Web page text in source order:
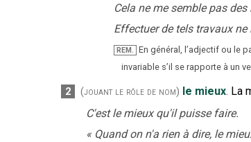
Cela ne me semble pas
Effectuer de tels travaux ne
REM. En général, l’adjectif ou le
invariable s’il se rapporte à un
2 (jouant le rôle de nom) le mieux. La
C'est le mieux qu'il puisse faire.
« Quand on n'a rien à dire, le